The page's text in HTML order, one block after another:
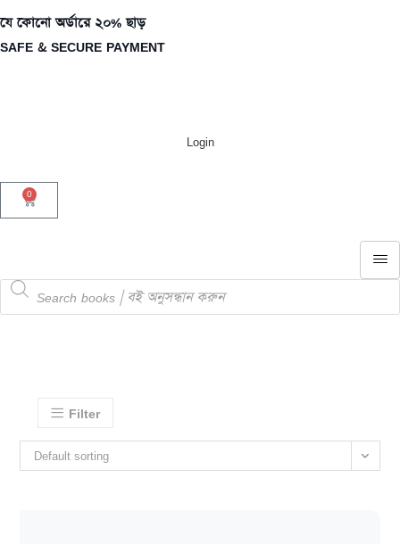
যে কোনো অর্ডারে ২০% ছাড়
SAFE & SECURE PAYMENT
Login
0
Filter
Default sorting